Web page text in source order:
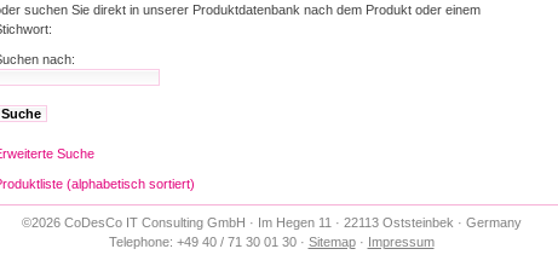
suchen Sie direkt in unserer Produktdatenbank nach dem Produkt oder einem
nach:
Suche
(alphabetisch sortiert)
©2026 CoDesCo IT Consulting GmbH · Im Hegen 11 · 22113 Oststeinbek · Germany
Telephone: +49 40 / 71 30 01 30 · Sitemap· Impressum